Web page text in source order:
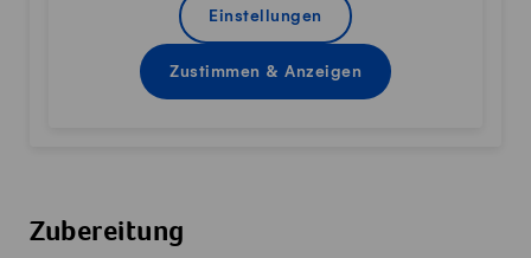
Einstellungen
Zustimmen & Anzeigen
Zubereitung